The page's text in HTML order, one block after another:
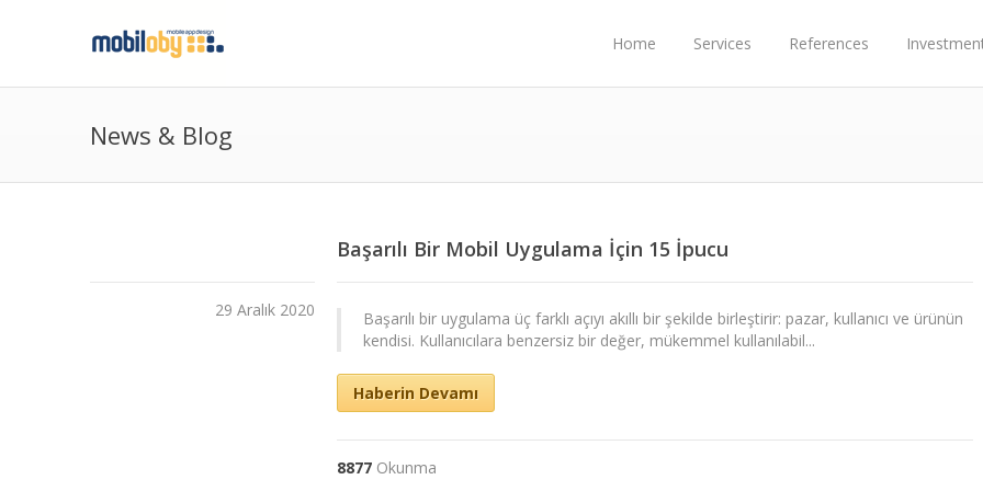
Home Services References
News & Blog
Başarılı Bir Mobil Uygulama İçin 15 İpucu
29 Aralık 2020
Başarılı bir uygulama üç farklı açıyı akıllı bir şekilde birleştirir: pazar, kullanıcı ve ürünün
kendisi. Kullanıcılara benzersiz bir değer, mükemmel kullanılabil...
Haberin Devamı
8877 Okunma